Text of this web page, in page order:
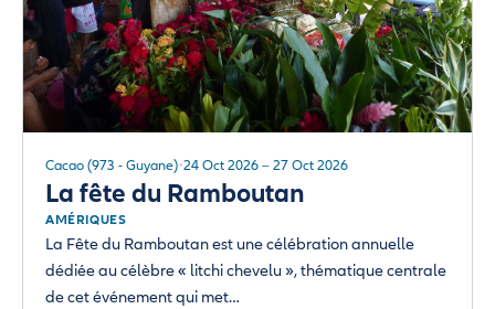
Cacao (973 - Guyane) 24 Oct 2026 – 27 Oct 2026
La fête du Ramboutan
AMÉRIQUES
La Fête du Ramboutan est une célébration annuelle
dédiée au célèbre « litchi chevelu », thématique centrale
de cet événement qui met…